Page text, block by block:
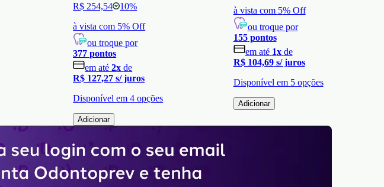
R$ 254,54
10%
à vista com 5% Off
ou troque por
377 pontos
em até 2x de
R$ 127,27 s/ juros
Disponível em4 opções
Adicionar
à vista com 5% Off
ou troque por
155pontos
em até 1x de
R$ 104,69 s/ juros
Disponível em 5 opções
Adicionar